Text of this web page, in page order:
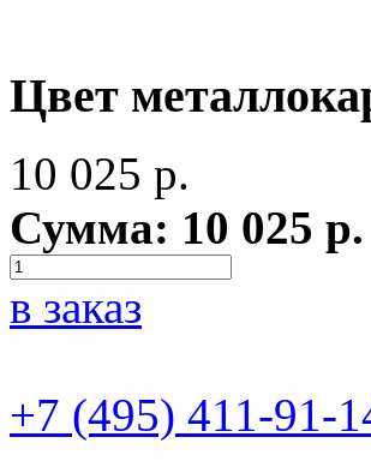
Цвет
10 025 р.
Сумма: 10 025 р.
в заказ
+7 (495) 411-91-